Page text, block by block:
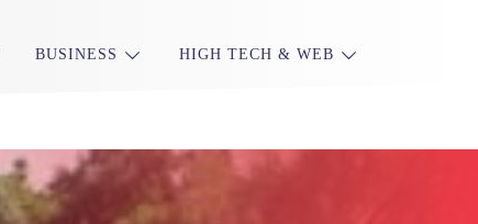
BUSINESS HIGH TECH & WEB